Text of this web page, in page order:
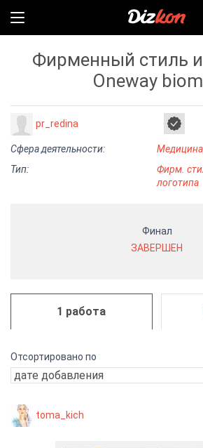
Фирменный стиль
Oneway
pr_redina
Сфера деятельности:
Медицина
Тип:
Фирм.
логотипа
Финал
ЗАВЕРШЕН
1 работа
Отсортировано по
toma_kich